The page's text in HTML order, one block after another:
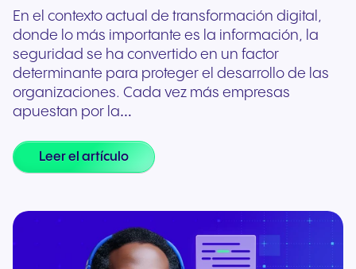
En el contexto actual de transformación digital,
donde lo más importante es la información, la
seguridad se ha convertido en un factor
determinante para proteger el desarrollo de las
organizaciones. Cada vez más empresas
apuestan por la…
Leer el artículo